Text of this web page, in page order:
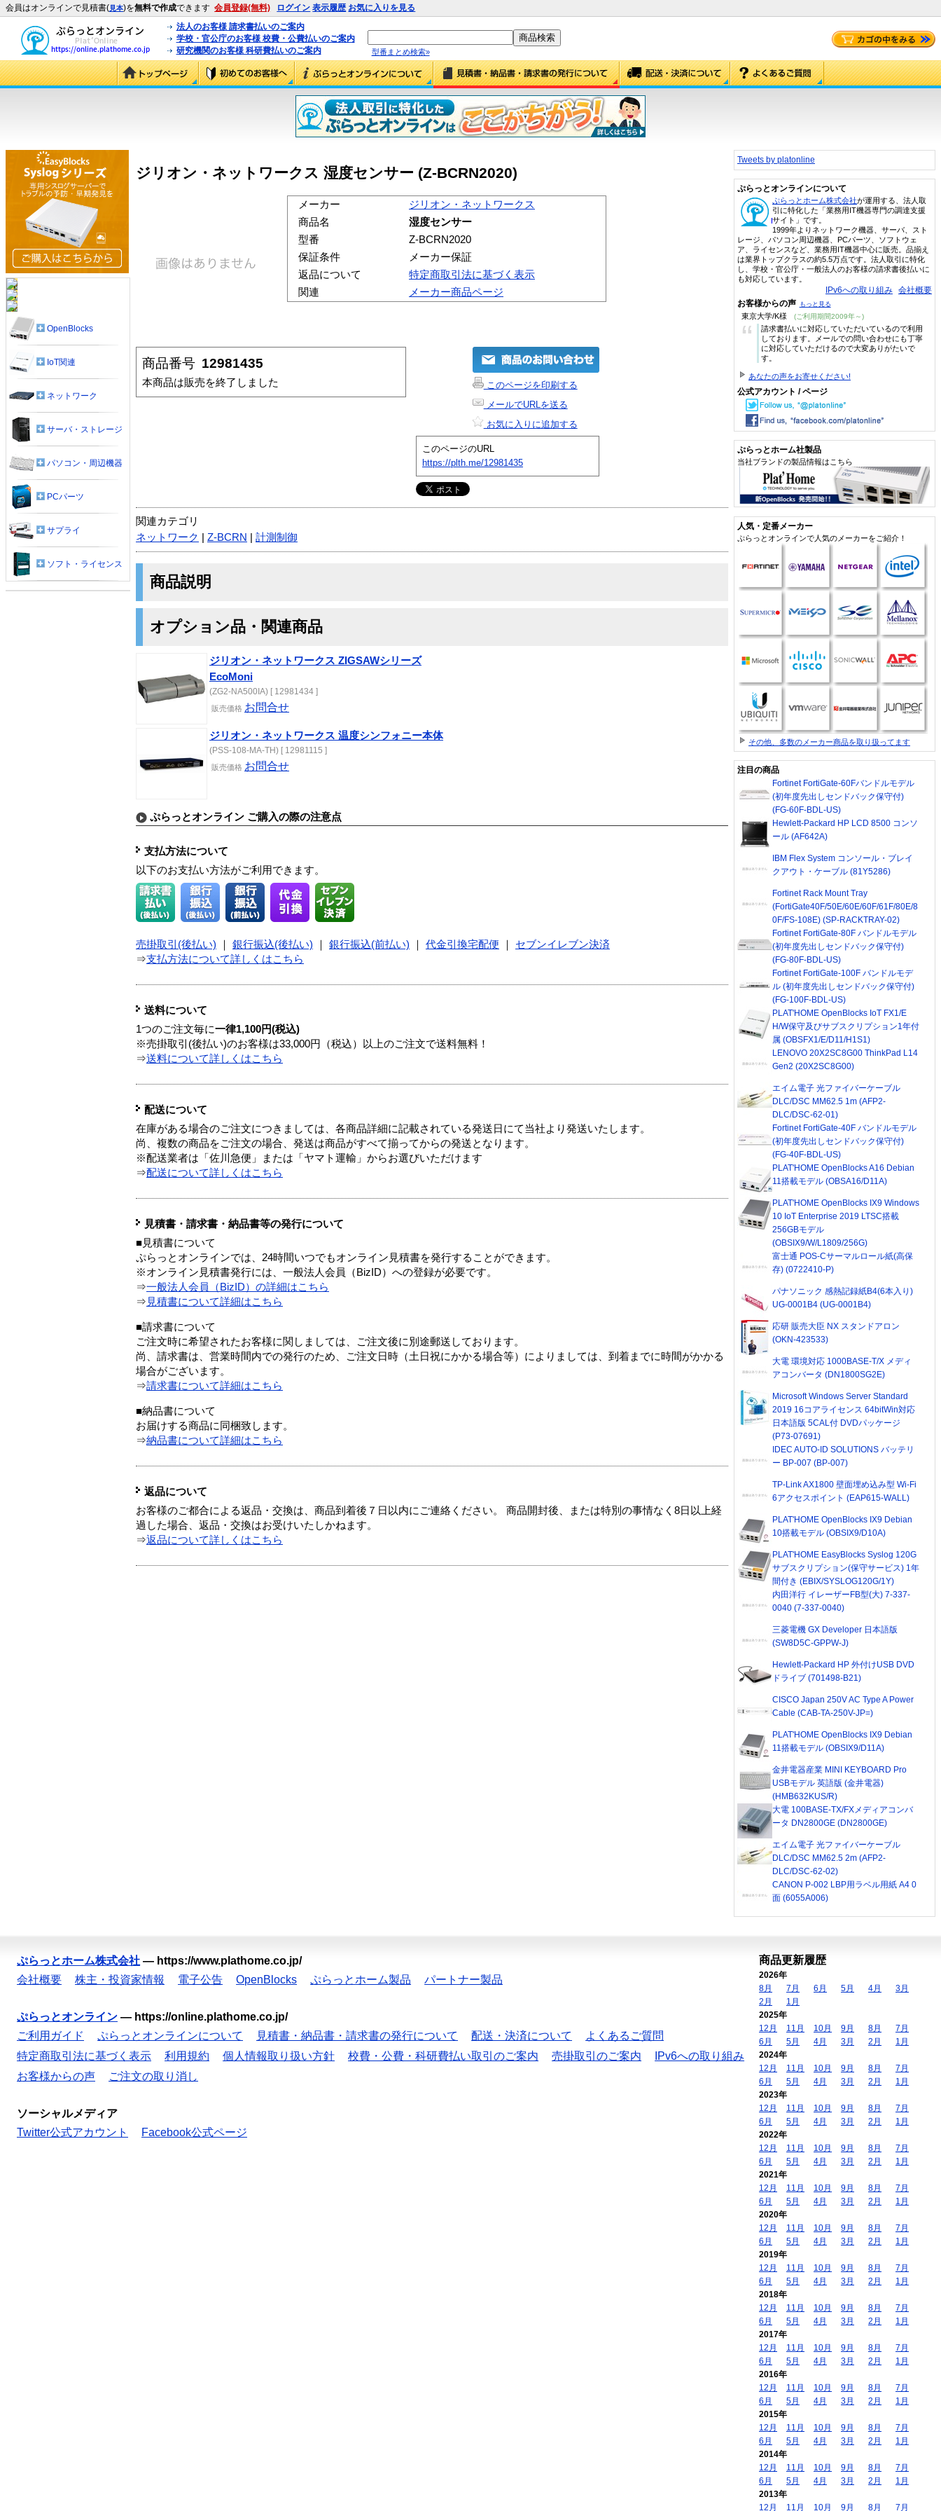
会員はオンラインで見積書(見本)を無料で作成できます 会員登録(無料) ログイン 表示履歴 お気に入りを見る
法人のお客様 請求書払いのご案内
学校・官公庁のお客様 校費・公費払いのご案内
研究機関のお客様 科研費払いのご案内
型番まとめ検索»
ジリオン・ネットワークス 湿度センサー (Z-BCRN2020)
メーカー
ジリオン・ネットワークス
商品名
湿度センサー
型番
Z-BCRN2020
保証条件
メーカー保証
返品について
特定商取引法に基づく表示
関連
メーカー商品ページ
商品番号 12981435
本商品は販売を終了しました
このページを印刷する
メールでURLを送る
お気に入りに追加する
このページのURL
https://plth.me/12981435
関連カテゴリ
ネットワーク
Z-BCRN 計測制御
商品説明
オプション品・関連商品
ジリオン・ネットワークス ZIGSAWシリーズ
EcoMoni
(ZG2-NA500IA) [ 12981434 ]
販売価格 お問合せ
ジリオン・ネットワークス 温度シンフォニー本体
(PSS-108-MA-TH) [ 12981115 ]
販売価格 お問合せ
ぷらっとオンライン ご購入の際の注意点
支払方法について
以下のお支払い方法がご利用できます。
売掛取引(後払い) 銀行振込(後払い) 銀行振込(前払い) 代金引換宅配便
セブンイレブン決済
⇒支払方法について詳しくはこちら
送料について
1つのご注文毎に一律1,100円(税込)
※売掛取引(後払い)のお客様は33,000円（税込）以上のご注文で送料無料！
⇒送料について詳しくはこちら
配送について
在庫がある場合のご注文につきましては、各商品詳細に記載されている発送日にて当社より発送いたします。
尚、複数の商品をご注文の場合、発送は商品がすべて揃ってからの発送となります。
※配送業者は「佐川急便」または「ヤマト運輸」からお選びいただけます
⇒配送について詳しくはこちら
見積書・請求書・納品書等の発行について
■見積書について
ぷらっとオンラインでは、24時間いつでもオンライン見積書を発行することができます。
※オンライン見積書発行には、一般法人会員（BizID）への登録が必要です。
⇒一般法人会員（BizID）の詳細はこちら
⇒ 見積書について詳細はこちら
■請求書について
ご注文時に希望されたお客様に関しましては、ご注文後に別途郵送しております。
尚、請求書は、営業時間内での発行のため、ご注文日時（土日祝にかかる場合等）によりましては、到着までに時間がかかる
場合がございます。
⇒請求書について詳細はこちら
■納品書について
お届けする商品に同梱致します。
⇒納品書について詳細はこちら
返品について
お客様のご都合による返品・交換は、商品到着後７日以内にご連絡ください。 商品開封後、または特別の事情なく8日以上経
過した場合、返品・交換はお受けいたしかねます。
⇒返品について詳しくはこちら
OpenBlocks
IoT関連
ネットワーク
サーバ・ストレージ
パソコン・周辺機器
PCパーツ
サプライ
ソフト・ライセンス
Tweets by platonline
ぷらっとオンラインについて
ぷらっとホーム株式会社が運用する、法人取
引に特化した「業務用IT機器専門の調達支援
サイト」です。
1999年よりネットワーク機器、サーバ、スト
レージ、パソコン周辺機器、PCパーツ、ソフトウェ
ア、ライセンスなど、業務用IT機器中心に販売。品揃え
は業界トップクラスの約5.5万点です。法人取引に特化
し、学校・官公庁・一般法人のお客様の請求書後払いに
も対応しています。
IPv6への取り組み 会社概要
お客様からの声 もっと見る
東京大学/K様 (ご利用期間2009年～)
“
請求書払いに対応していただいているので利用
しております。メールでの問い合わせにも丁寧
に対応していただけるので大変ありがたいで
す。
あなたの声をお寄せください!
公式アカウント / ページ
ぷらっとホーム社製品
当社ブランドの製品情報はこちら
人気・定番メーカー
ぷらっとオンラインで人気のメーカーをご紹介！
その他、多数のメーカー商品を取り扱ってます
注目の商品
Fortinet FortiGate-60Fバンドルモデル
(初年度先出しセンドバック保守付)
(FG-60F-BDL-US)
Hewlett-Packard HP LCD 8500 コンソ
ール (AF642A)
IBM Flex System コンソール・ブレイ
クアウト・ケーブル (81Y5286)
Fortinet Rack Mount Tray
(FortiGate40F/50E/60E/60F/61F/80E/8
0F/FS-108E) (SP-RACKTRAY-02)
Fortinet FortiGate-80F バンドルモデル
(初年度先出しセンドバック保守付)
(FG-80F-BDL-US)
Fortinet FortiGate-100F バンドルモデ
ル (初年度先出しセンドバック保守付)
(FG-100F-BDL-US)
PLAT'HOME OpenBlocks IoT FX1/E
H/W保守及びサブスクリプション1年付
属 (OBSFX1/E/D11/H1S1)
LENOVO 20X2SC8G00 ThinkPad L14
Gen2 (20X2SC8G00)
エイム電子 光ファイバーケーブル
DLC/DSC MM62.5 1m (AFP2-
DLC/DSC-62-01)
Fortinet FortiGate-40F バンドルモデル
(初年度先出しセンドバック保守付)
(FG-40F-BDL-US)
PLAT'HOME OpenBlocks A16 Debian
11搭載モデル (OBSA16/D11A)
PLAT'HOME OpenBlocks IX9 Windows
10 IoT Enterprise 2019 LTSC搭載
256GBモデル
(OBSIX9/W/L1809/256G)
富士通 POS-Cサーマルロール紙(高保
存) (0722410-P)
パナソニック 感熱記録紙B4(6本入り)
UG-0001B4 (UG-0001B4)
応研 販売大臣 NX スタンドアロン
(OKN-423533)
大電 環境対応 1000BASE-T/X メディ
アコンバータ (DN1800SG2E)
Microsoft Windows Server Standard
2019 16コアライセンス 64bitWin対応
日本語版 5CAL付 DVDパッケージ
(P73-07691)
IDEC AUTO-ID SOLUTIONS バッテリ
ー BP-007 (BP-007)
TP-Link AX1800 壁面埋め込み型 Wi-Fi
6アクセスポイント (EAP615-WALL)
PLAT'HOME OpenBlocks IX9 Debian
10搭載モデル (OBSIX9/D10A)
PLAT'HOME EasyBlocks Syslog 120G
サブスクリプション(保守サービス) 1年
間付き (EBIX/SYSLOG120G/1Y)
内田洋行 イレーザーFB型(大) 7-337-
0040 (7-337-0040)
三菱電機 GX Developer 日本語版
(SW8D5C-GPPW-J)
Hewlett-Packard HP 外付けUSB DVD
ドライブ (701498-B21)
CISCO Japan 250V AC Type A Power
Cable (CAB-TA-250V-JP=)
PLAT'HOME OpenBlocks IX9 Debian
11搭載モデル (OBSIX9/D11A)
金井電器産業 MINI KEYBOARD Pro
USBモデル 英語版 (金井電器)
(HMB632KUS/R)
大電 100BASE-TX/FXメディアコンバ
ータ DN2800GE (DN2800GE)
エイム電子 光ファイバーケーブル
DLC/DSC MM62.5 2m (AFP2-
DLC/DSC-62-02)
CANON P-002 LBP用ラベル用紙 A4 0
面 (6055A006)
ぷらっとホーム株式会社 — https://www.plathome.co.jp/
会社概要
株主・投資家情報 電子公告 OpenBlocks ぷらっとホーム製品 パートナー製品
ぷらっとオンライン — https://online.plathome.co.jp/
ご利用ガイド
ぷらっとオンラインについて 見積書・納品書・請求書の発行について 配送・決済について
よくあるご質問
特定商取引法に基づく表示
利用規約 個人情報取り扱い方針 校費・公費・科研費払い取引のご案内 売掛取引のご案内
IPv6への取り組み
お客様からの声
ご注文の取り消し
ソーシャルメディア
Twitter公式アカウント
Facebook公式ページ
商品更新履歴
2026年
8月
7月 6月 5月 4月
3月
2月
1月
2025年
12月
11月 10月 9月 8月
7月
6月
5月 4月 3月 2月
1月
2024年
12月
11月 10月 9月 8月
7月
6月
5月 4月 3月 2月
1月
2023年
12月
11月 10月 9月 8月
7月
6月
5月 4月 3月 2月
1月
2022年
12月
11月 10月 9月 8月
7月
6月
5月 4月 3月 2月
1月
2021年
12月
11月 10月 9月 8月
7月
6月
5月 4月 3月 2月
1月
2020年
12月
11月 10月 9月 8月
7月
6月
5月 4月 3月 2月
1月
2019年
12月
11月 10月 9月 8月
7月
6月
5月 4月 3月 2月
1月
2018年
12月
11月 10月 9月 8月
7月
6月
5月 4月 3月 2月
1月
2017年
12月
11月 10月 9月 8月
7月
6月
5月 4月 3月 2月
1月
2016年
12月
11月 10月 9月 8月
7月
6月
5月 4月 3月 2月
1月
2015年
12月
11月 10月 9月 8月
7月
6月
5月 4月 3月 2月
1月
2014年
12月
11月 10月 9月 8月
7月
6月
5月 4月 3月 2月
1月
2013年
12月
11月 10月 9月 8月 7月